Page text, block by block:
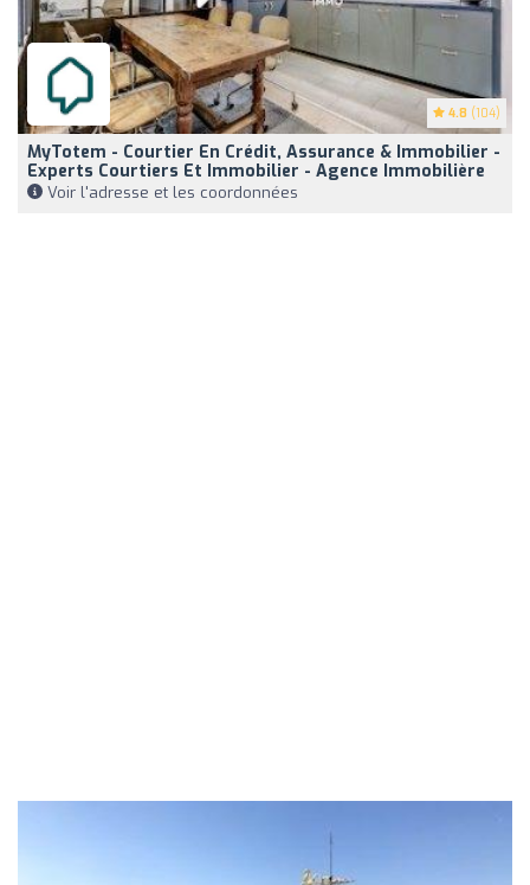
4.8 (104)
MyTotem - Courtier En Crédit, Assurance & Immobilier -
Experts Courtiers Et Immobilier - Agence Immobilière
Voir l'adresse et les coordonnées